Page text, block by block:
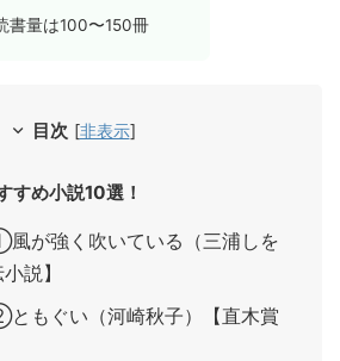
書量は100〜150冊
目次 [非表示]
すめ小説10選！
が強く吹いている（三浦しを
説】
もぐい（河崎秋子）【直木賞